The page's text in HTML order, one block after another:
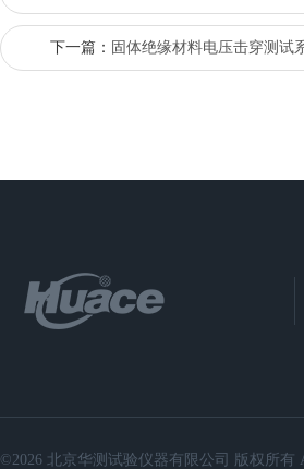
下一篇： 固体绝缘材料电压击穿测试
©2026 北京华测试验仪器有限公司 版权所有